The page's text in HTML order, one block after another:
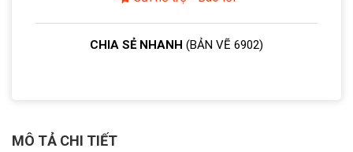
CHIA SẺ NHANH (BẢN VẼ 6902)
MÔ TẢ CHI TIẾT